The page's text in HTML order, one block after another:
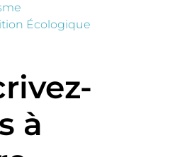
Écologique
à